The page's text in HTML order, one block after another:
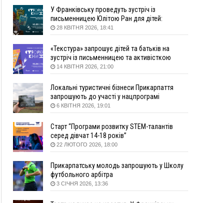
могилою УПА
17:45
Сили оборони уразила Ярославський НПЗ та
кораблі берегової охорони фсб у Керчі
побачать далеко за межами Коломиї
16:42
Поблизу Франківська п'яний на Chevrolet
втікав від поліції
16:27
На Прикарпатті триває декларування
вогнепальної зброї: уже зареєстровано 282
одиниці
отримали рекомендації до зарахування на
бакалаврат у ВНЗ
15:28
Кілька вулиць у Долині тимчасово залишаться
без газу
15:02
ФОТО У Старуні відбулася Патріарша проща
14:35
Не знає англійську на достатньому рівні.
У Франківську проведуть зустріч із
письменницею Юлітою Ран для дітей:
говоритимуть про серію книг про Мавку
28 КВІТНЯ 2026, 18:41
«Текстура» запрошує дітей та батьків на
зустріч із письменницею та активісткою
Анною Повх
14 КВІТНЯ 2026, 21:00
Локальні туристичні бізнеси Прикарпаття
запрошують до участі у нацпрограмі
«Подорож до себе»
6 КВІТНЯ 2026, 19:01
Старт “Програми розвитку STEM-талантів
серед дівчат 14-18 років”
22 ЛЮТОГО 2026, 18:00
Прикарпатську молодь запрошують у Школу
футбольного арбітра
3 СІЧНЯ 2026, 13:36